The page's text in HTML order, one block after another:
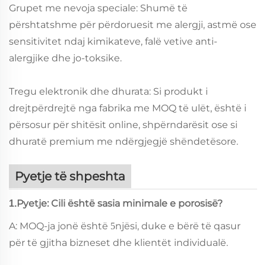
Grupet me nevoja speciale: Shumë të
përshtatshme për përdoruesit me alergji, astmë ose
sensitivitet ndaj kimikateve, falë vetive anti-
alergjike dhe jo-toksike.
Tregu elektronik dhe dhurata: Si produkt i
drejtpërdrejtë nga fabrika me MOQ të ulët, është i
përsosur për shitësit online, shpërndarësit ose si
dhuratë premium me ndërgjegjë shëndetësore.
Pyetje të shpeshta
1.Pyetje: Cili është sasia minimale e porosisë?
A: MOQ-ja jonë është 5njësi, duke e bërë të qasur
për të gjitha bizneset dhe klientët individualë.